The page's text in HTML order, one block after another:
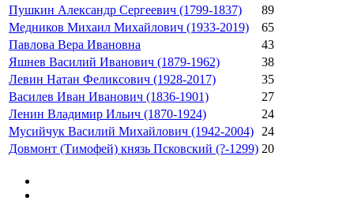
Пушкин Александр Сергеевич (1799-1837)
89
Медников Михаил Михайлович (1933-2019)
65
Павлова Вера Ивановна
43
Яшнев Василий Иванович (1879-1962)
38
Левин Натан Феликсович (1928-2017)
35
Василев Иван Иванович (1836-1901)
27
Ленин Владимир Ильич (1870-1924)
24
Мусийчук Василий Михайлович (1942-2004)
24
Довмонт (Тимофей) князь Псковский (?-1299) 20